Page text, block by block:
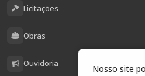
Licitações
Obras
Ouvidoria
Nosso site